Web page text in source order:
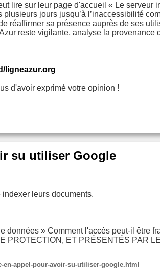
lire sur leur page d'accueil « Le serveur
jours jusqu’à l’inaccessibilité
réaffirmer sa présence auprès de ses
reste vigilante, analyse la provenance
ligneazur.org
d'avoir exprimé votre opinion !
su utiliser Google
leurs documents.
données » Comment l'accès peut-il être
PROTECTION, ET PRÉSENTÉS PAR
appel-pour-avoir-su-utiliser-google.html